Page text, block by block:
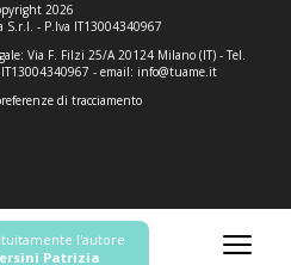
2026
S.r.l. - P.Iva IT13004340967
Via F. Filzi 25/A 20124 Milano (IT) - Tel.
- email: info@tuame.it
di tracciamento
l'autore
Patrizia